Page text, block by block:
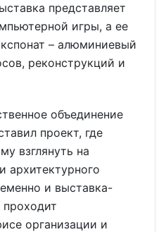
представляет
игры, а ее
– алюминиевый
реконструкций и
объединение
проект, где
взглянуть на
архитектурного
и выставка-
проходит
организации и